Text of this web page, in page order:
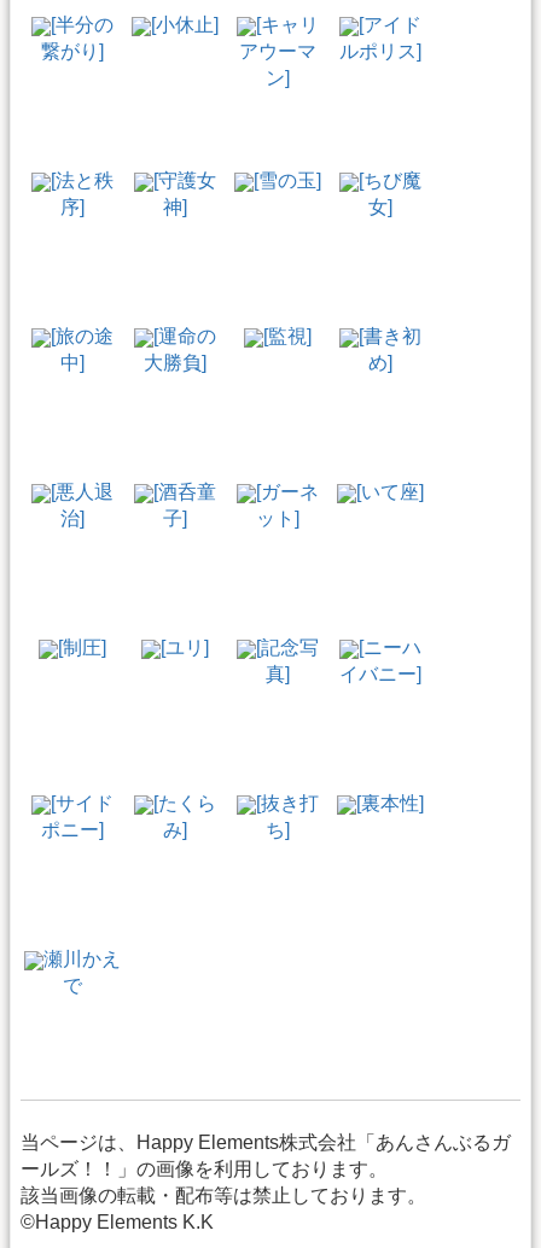
[半分の
繋がり]
[小休止]
[キャリ
アウーマ
ン]
[アイド
ルポリス]
[法と秩
序]
[守護女
神]
[雪の玉]
[ちび魔
女]
[旅の途
中]
[運命の
大勝負]
[監視]
[書き初
め]
[悪人退
治]
[酒呑童
子]
[ガーネ
ット]
[いて座]
[制圧] [ユリ]
[記念写
真]
[ニーハ
イバニー]
[サイド
ポニー]
[たくら
み]
[抜き打
ち]
[裏本性]
瀬川かえ
で
当ページは、Happy Elements株式会社「あんさんぶるガ
ールズ！！」の画像を利用しております。
該当画像の転載・配布等は禁止しております。
©Happy Elements K.K